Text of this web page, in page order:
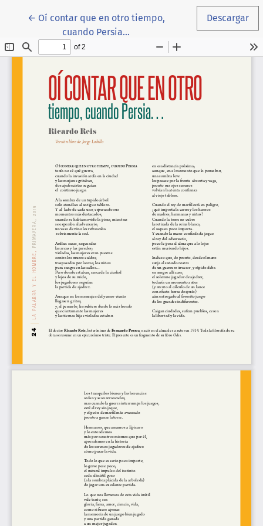
← Volver a los detalles del artículo
Oí contar que en otro tiempo,
cuando Persia…
Descargar